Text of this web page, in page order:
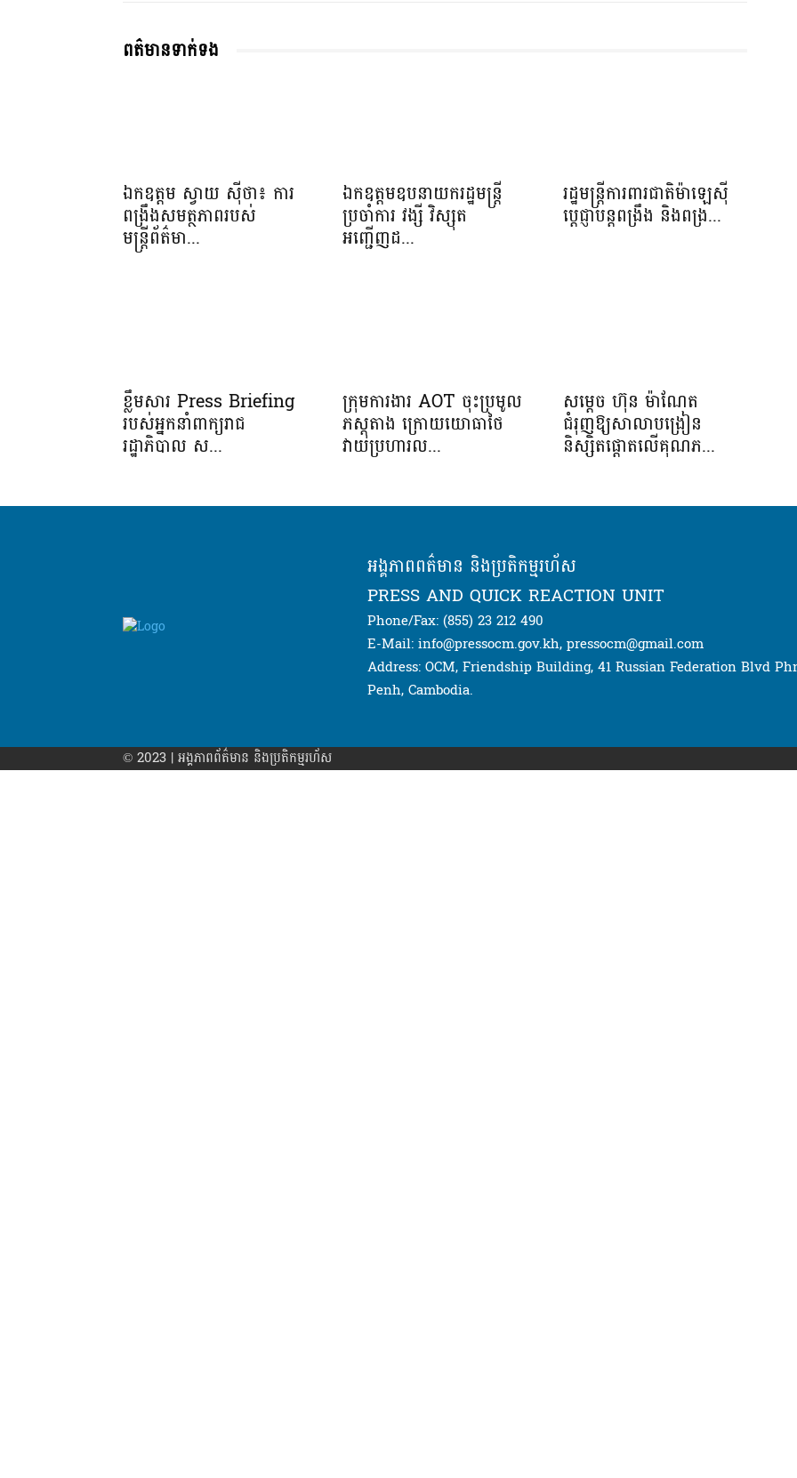
ពត៌មានទាក់ទង
ឯកឧត្តម ស្វាយ ស៊ីថា៖ ការ
ពង្រឹងសមត្ថភាពរបស់
មន្ត្រីព័ត៌មា...
ឯកឧត្តមឧបនាយករដ្ឋមន្រ្តី
ប្រចាំការ វង្សី វិស្សុត
អញ្ជើញដ...
រដ្ឋមន្ត្រីការពារជាតិម៉ាឡេស៊ី
ប្ដេជ្ញាបន្តពង្រឹង និងពង្រ...
ខ្លឹមសារ Press Briefing
របស់អ្នកនាំពាក្យរាជ
រដ្ឋាភិបាល ស...
ក្រុមការងារ AOT ចុះប្រមូល
ភស្តុតាង ក្រោយយោធាថៃ
វាយប្រហារល...
សម្តេច ហ៊ុន ម៉ាណែត
ជំរុញឱ្យសាលាបង្រៀន
និស្សិតផ្តោតលើគុណភ...
អង្គភាពពត៌មាន និងប្រតិកម្មរហ័ស
PRESS AND QUICK REACTION UNIT
Phone/Fax: (855) 23 212 490
E-Mail: info@pressocm.gov.kh, pressocm@gmail.com
Address: OCM, Friendship Building, 41 Russian Federation Blvd
Penh, Cambodia.
© 2023 | អង្គភាព​ព័ត៌មាន​ និងប្រតិកម្មរហ័ស